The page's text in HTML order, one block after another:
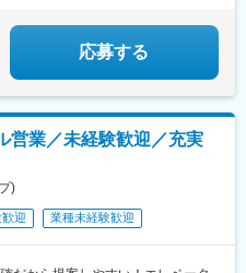
応募する
営業／未経験歓迎／充実
)
迎 業種未経験歓迎